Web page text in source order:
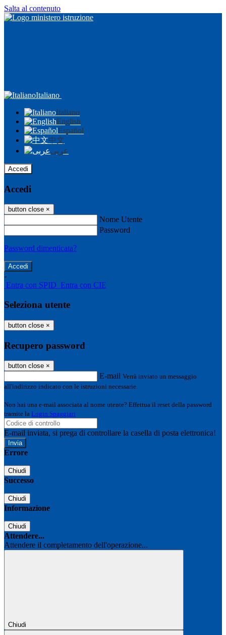
Salta al contenuto
Italiano
Italiano
English
Español
中文
عربى
Accedi
Accedi
button close ×
Nome Utente
Password
Password dimenticata?
-
Entra con SPID Entra con CIE
Seleziona utente
button close ×
Recupero password
button close ×
E-mail Verrà inviato un messaggio
all'indirizzo indicato con le istruzioni necessarie.
Non hai una e-mail associata al nome utente? Effettua il reset della password
tramite la Login Spaggiari
E-mail inviata, si prega di controllare la casella di posta elettronica!
Errore
Chiudi
Successo
Chiudi
Informazione
Chiudi
Attendere...
Attendere il completamento dell'operazione...
Chiudi